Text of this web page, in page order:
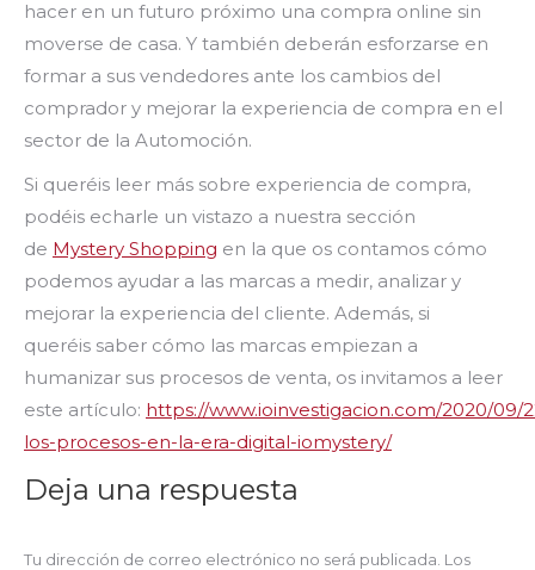
hacer en un futuro próximo una compra online sin
moverse de casa. Y también deberán esforzarse en
formar a sus vendedores ante los cambios del
comprador y mejorar la experiencia de compra en el
sector de la Automoción.
Si queréis leer más sobre experiencia de compra,
podéis echarle un vistazo a nuestra sección
de Mystery Shopping en la que os contamos cómo
podemos ayudar a las marcas a medir, analizar y
mejorar la experiencia del cliente. Además, si
queréis saber cómo las marcas empiezan a
humanizar sus procesos de venta, os invitamos a leer
este artículo: https://www.ioinvestigacion.com/2020/09/
los-procesos-en-la-era-digital-iomystery/
Deja una respuesta
Tu dirección de correo electrónico no será publicada. Los